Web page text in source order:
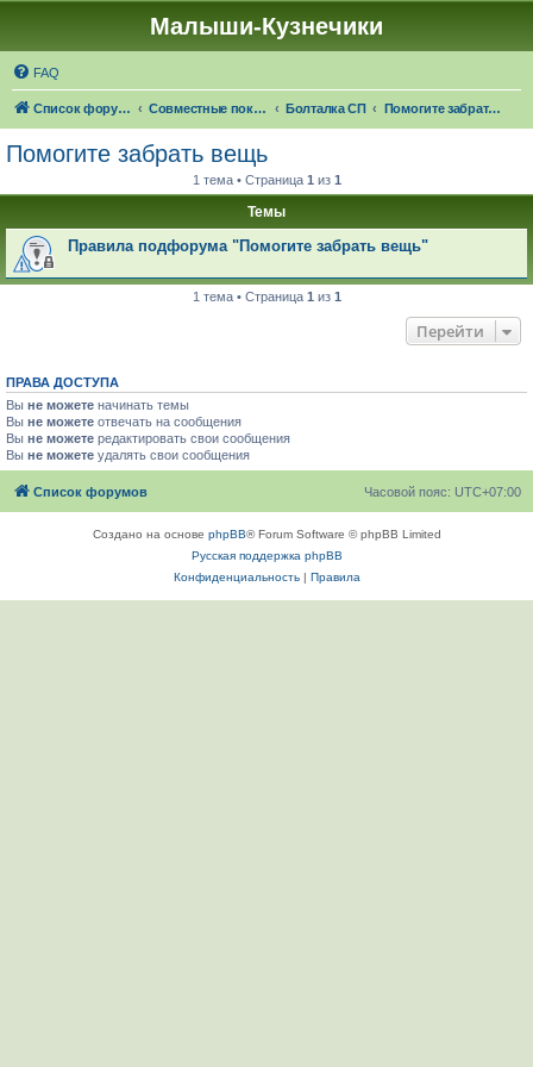
Малыши-Кузнечики
FAQ
Список форумов Совместные покупки "Малыши-Кузнечики" Болталка СП Помогите забрать вещь
Помогите забрать вещь
1 тема • Страница 1 из 1
Темы
Правила подфорума "Помогите забрать вещь"
1 тема • Страница 1 из 1
Перейти
ПРАВА ДОСТУПА
Вы не можете начинать темы
Вы не можете отвечать на сообщения
Вы не можете редактировать свои сообщения
Вы не можете удалять свои сообщения
Список форумов Часовой пояс: UTC+07:00
Создано на основе phpBB® Forum Software © phpBB Limited
Русская поддержка phpBB
Конфиденциальность| Правила